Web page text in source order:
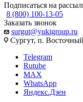
Подписаться на
8 (800) 100-13-05
Заказать звонок
surgut@yukigroup.ru
Сургут, п.
Telegram
Rutube
MAX
WhatsApp
Яндекс.Дзен